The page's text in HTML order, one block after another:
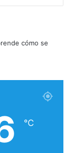
cómo se
℃